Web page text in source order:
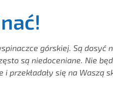
górskiej. Są dosyć
są niedoceniane. Nie
się na Waszą